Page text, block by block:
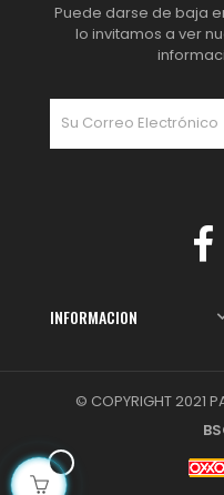
Puede darse de baja
lo invitamos a ver
INFORMACION
© COPYRIGHT 2021